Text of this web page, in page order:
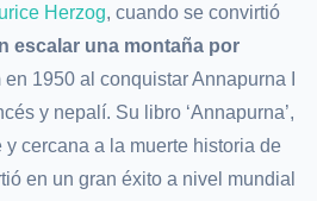
Herzog, cuando se convirtió
escalar una montaña por
en 1950 al conquistar Annapurna I
y nepalí. Su libro ‘Annapurna’,
cercana a la muerte historia de
en un gran éxito a nivel mundial